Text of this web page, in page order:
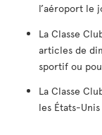
l’aéroport le
La Classe
articles de
sportif ou
La Classe
les États-